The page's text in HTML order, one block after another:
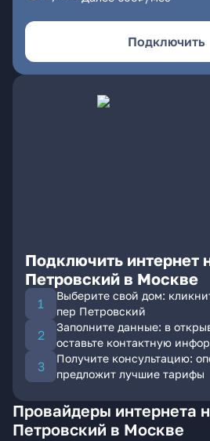
Подключить
Подключить интернет
Петровский в Москве
Выберите свой дом:
пер Петровский
Заполните данные: в
оставьте контактную
Получите консультацию:
предложит лучшие тарифы
Провайдеры интернета
Петровский в Москве